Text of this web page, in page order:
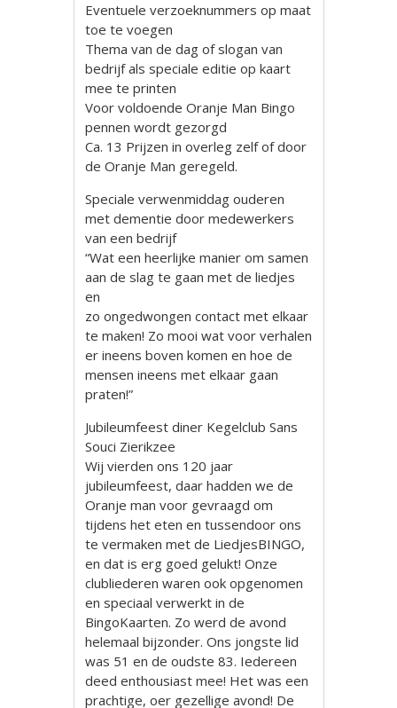
Eventuele verzoeknummers op maat
toe te voegen
Thema van de dag of slogan van
bedrijf als speciale editie op kaart
mee te printen
Voor voldoende Oranje Man Bingo
pennen wordt gezorgd
Ca. 13 Prijzen in overleg zelf of door
de Oranje Man geregeld.
Speciale verwenmiddag ouderen
met dementie door medewerkers
van een bedrijf
“Wat een heerlijke manier om samen
aan de slag te gaan met de liedjes
en
zo ongedwongen contact met elkaar
te maken! Zo mooi wat voor verhalen
er ineens boven komen en hoe de
mensen ineens met elkaar gaan
praten!”
Jubileumfeest diner Kegelclub Sans
Souci Zierikzee
Wij vierden ons 120 jaar
jubileumfeest, daar hadden we de
Oranje man voor gevraagd om
tijdens het eten en tussendoor ons
te vermaken met de LiedjesBINGO,
en dat is erg goed gelukt! Onze
clubliederen waren ook opgenomen
en speciaal verwerkt in de
BingoKaarten. Zo werd de avond
helemaal bijzonder. Ons jongste lid
was 51 en de oudste 83. Iedereen
deed enthousiast mee! Het was een
prachtige, oer gezellige avond! De